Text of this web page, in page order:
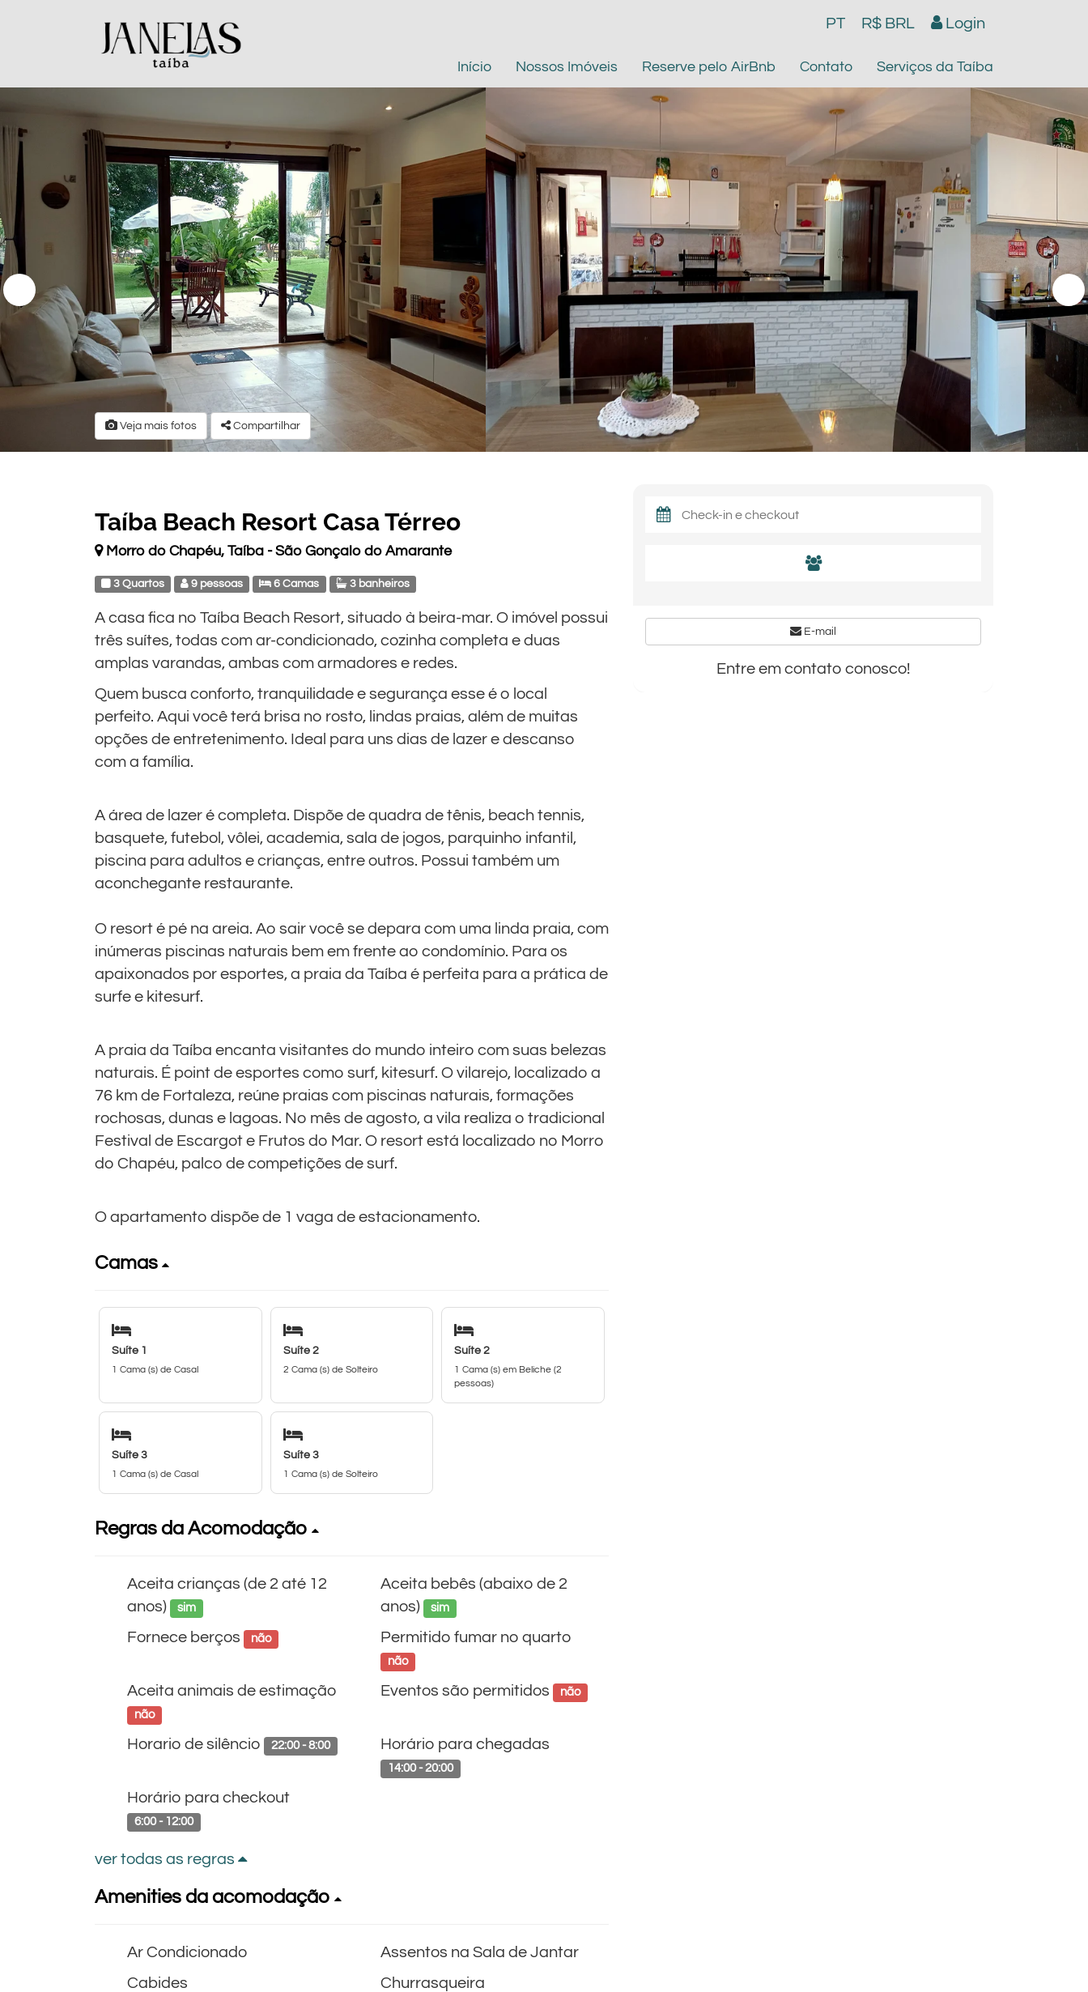
PT R$ BRL Login
Início Nossos Imóveis Reserve pelo AirBnb Contato Serviços da Taíba
Veja mais fotos Compartilhar
Taíba Beach Resort Casa Térreo
Morro do Chapéu, Taíba - São Gonçalo do Amarante
3 Quartos 9 pessoas 6 Camas 3 banheiros
A casa fica no Taíba Beach Resort, situado à beira-mar. O imóvel possui
três suítes, todas com ar-condicionado, cozinha completa e duas
amplas varandas, ambas com armadores e redes.
Quem busca conforto, tranquilidade e segurança esse é o local
perfeito. Aqui você terá brisa no rosto, lindas praias, além de muitas
opções de entretenimento. Ideal para uns dias de lazer e descanso
com a família.
A área de lazer é completa. Dispõe de quadra de tênis, beach tennis,
basquete, futebol, vôlei, academia, sala de jogos, parquinho infantil,
piscina para adultos e crianças, entre outros. Possui também um
aconchegante restaurante.
O resort é pé na areia. Ao sair você se depara com uma linda praia, com
inúmeras piscinas naturais bem em frente ao condomínio. Para os
apaixonados por esportes, a praia da Taíba é perfeita para a prática de
surfe e kitesurf.
A praia da Taíba encanta visitantes do mundo inteiro com suas belezas
naturais. É point de esportes como surf, kitesurf. O vilarejo, localizado a
76 km de Fortaleza, reúne praias com piscinas naturais, formações
rochosas, dunas e lagoas. No mês de agosto, a vila realiza o tradicional
Festival de Escargot e Frutos do Mar. O resort está localizado no Morro
do Chapéu, palco de competições de surf.
O apartamento dispõe de 1 vaga de estacionamento.
Camas
Suíte 1
1 Cama (s) de Casal
Suíte 2
2 Cama (s) de Solteiro
Suíte 2
1 Cama (s) em Beliche (2
pessoas)
Suíte 3
1 Cama (s) de Casal
Suíte 3
1 Cama (s) de Solteiro
Regras da Acomodação
Aceita crianças (de 2 até 12
anos)
sim
Aceita bebês (abaixo de 2
anos)
sim
Fornece berços não Permitido fumar no quarto
não
Aceita animais de estimação
não
Eventos são permitidos não
Horario de silêncio 22:00 - 8:00 Horário para chegadas
14:00 - 20:00
Horário para checkout
6:00 - 12:00
ver todas as regras
Amenities da acomodação
Ar Condicionado
Assentos na Sala de Jantar
Cabides
Churrasqueira
E-mail
Entre em contato conosco!